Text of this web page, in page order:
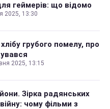
геймерів: що відомо
2025, 13:30
грубого помелу, про
2025, 13:15
Зірка радянських
чому фільми з